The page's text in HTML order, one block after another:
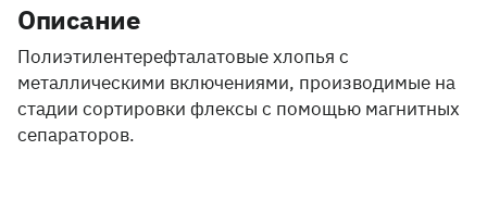
Описание
Полиэтилентерефталатовые хлопья с
металлическими включениями, производимые на
стадии сортировки флексы с помощью магнитных
сепараторов.